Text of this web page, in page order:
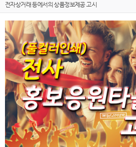
전자상거래 등에서의 상품정보제공 고시